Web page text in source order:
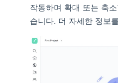
작동하며 확대 또는 축
습니다. 더 자세한 정보